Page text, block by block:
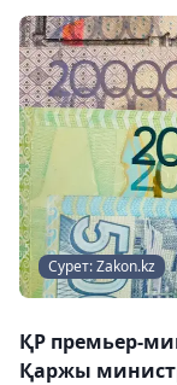
Сурет: Zakon.kz
ҚР премьер-
Қаржы